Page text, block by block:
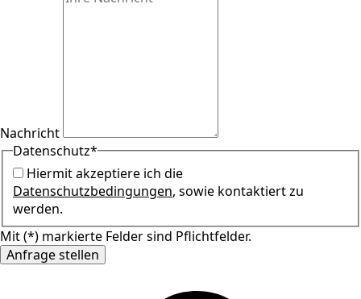
Nachricht
Datenschutz*
Hiermit akzeptiere ich die
Datenschutzbedingungen, sowie kontaktiert zu
werden.
Mit (*) markierte Felder sind Pflichtfelder.
Anfrage stellen